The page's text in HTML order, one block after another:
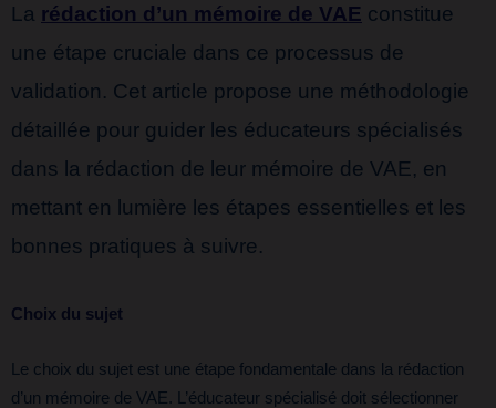
La rédaction d’un mémoire de VAE constitue
une étape cruciale dans ce processus de
validation. Cet article propose une méthodologie
détaillée pour guider les éducateurs spécialisés
dans la rédaction de leur mémoire de VAE, en
mettant en lumière les étapes essentielles et les
bonnes pratiques à suivre.
Choix du sujet
Le choix du sujet est une étape fondamentale dans la rédaction
d’un mémoire de VAE. L’éducateur spécialisé doit sélectionner